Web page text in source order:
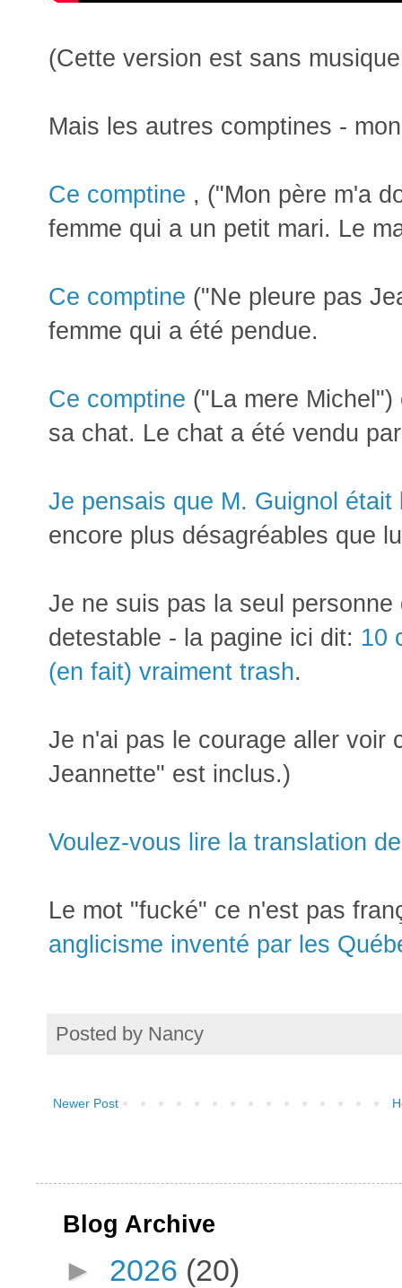
(Cette version est sans
Mais les autres comptines -
Ce comptine , ("Mon père m'a
femme qui a un petit mari. Le
Ce comptine ("Ne pleure pas
femme qui a été pendue.
Ce comptine ("La mere
sa chat. Le chat a été vendu
Je pensais que M. Guignol était
encore plus désagréables que
Je ne suis pas la seul
detestable - la pagine ici dit: 10
(en fait) vraiment trash.
Je n'ai pas le courage aller voir
Jeannette" est inclus.)
Voulez-vous lire la translation
Le mot "fucké" ce n'est pas
anglicisme inventé par les
Posted by Nancy
Newer Post
Blog Archive
► 2026 (20)